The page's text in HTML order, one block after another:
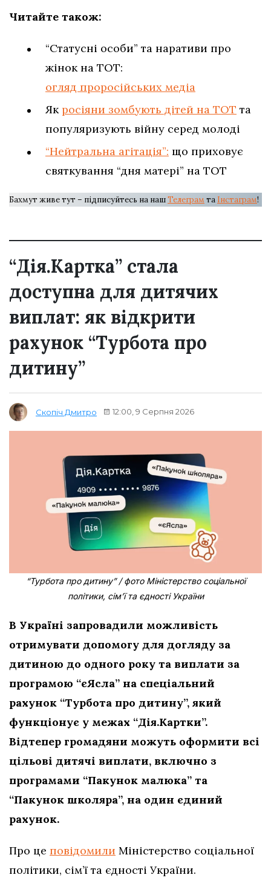
Читайте також:
“Статусні особи” та наративи про
жінок на ТОТ:
огляд проросійських медіа
Якросіяни зомбують дітей на ТОТ та
популяризують війну серед молоді
“Нейтральна агітація”: що приховує
святкування “дня матері” на ТОТ
Бахмут живе тут – підписуйтесь на нашТелеграм та Інстаграм!
“Дія.Картка” стала
доступна для дитячих
виплат: як відкрити
рахунок “Турбота про
дитину”
Скопіч Дмитро 12:00, 9 Серпня 2026
“Турбота про дитину” / фото Міністерство соціальної
політики, сім’ї та єдності України
В Україні запровадили можливість
отримувати допомогу для догляду за
дитиною до одного року та виплати за
програмою “єЯсла” на спеціальний
рахунок “Турбота про дитину”, який
функціонує у межах “Дія.Картки”.
Відтепер громадяни можуть оформити всі
цільові дитячі виплати, включно з
програмами “Пакунок малюка” та
“Пакунок школяра”, на один єдиний
рахунок.
Про це повідомили Міністерство соціальної
політики, сім’ї та єдності України.